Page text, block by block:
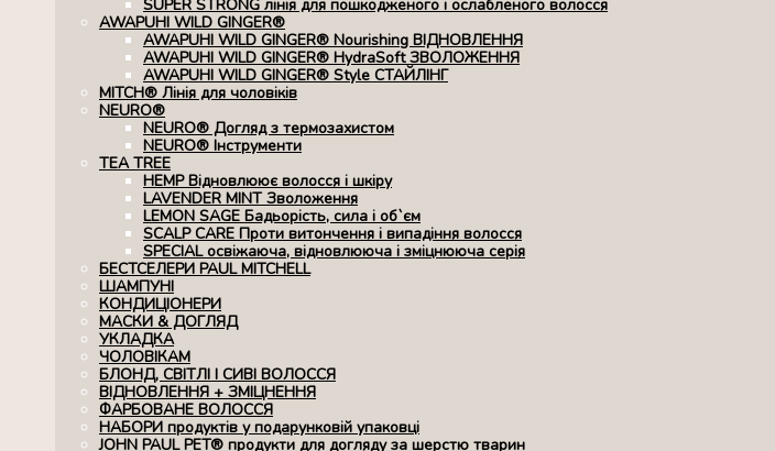
SUPER STRONG лінія для пошкодженого і ослабленого волосся
AWAPUHI WILD GINGER®
AWAPUHI WILD GINGER® Nourishing ВІДНОВЛЕННЯ
AWAPUHI WILD GINGER® HydraSoft ЗВОЛОЖЕННЯ
AWAPUHI WILD GINGER® Style СТАЙЛІНГ
MITCH® Лінія для чоловіків
NEURO®
NEURO® Догляд з термозахистом
NEURO® Інструменти
TEA TREE
HEMP Відновлюює волосся і шкіру
LAVENDER MINT Зволоження
LEMON SAGE Бадьорість, сила і об`єм
SCALP CARE Проти витончення і випадіння волосся
SPECIAL освіжаюча, відновлююча і зміцнююча серія
БЕСТСЕЛЕРИ PAUL MITCHELL
ШАМПУНІ
КОНДИЦІОНЕРИ
МАСКИ & ДОГЛЯД
УКЛАДКА
ЧОЛОВІКАМ
БЛОНД, СВІТЛІ І СИВІ ВОЛОССЯ
ВІДНОВЛЕННЯ + ЗМІЦНЕННЯ
ФАРБОВАНЕ ВОЛОССЯ
НАБОРИ продуктів у подарунковій упаковці
JOHN PAUL PET® продукти для догляду за шерстю тварин